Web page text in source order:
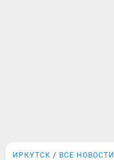
ИРКУТСК ВСЕ НОВОСТИ